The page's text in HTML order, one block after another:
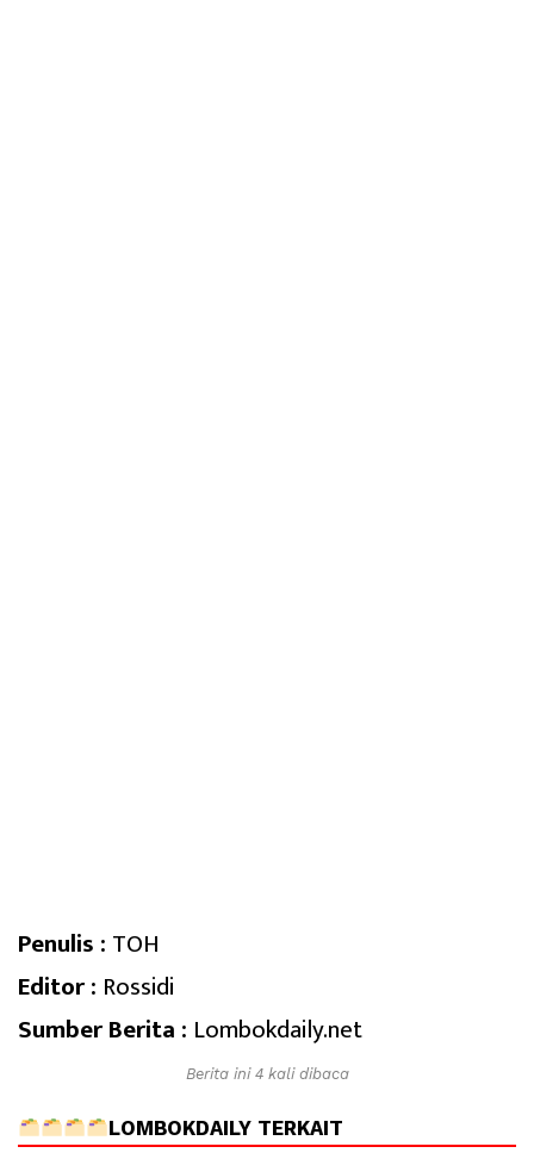
Penulis : TOH
Editor : Rossidi
Sumber Berita : Lombokdaily.net
Berita ini 4 kali dibaca
LOMBOKDAILY TERKAIT